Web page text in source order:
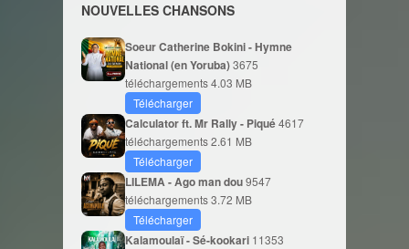
NOUVELLES CHANSONS
Soeur Catherine Bokini - Hymne
National (en Yoruba)3675
téléchargements4.03 MB
Télécharger
Calculator ft. Mr Rally - Piqué4617
téléchargements2.61 MB
Télécharger
LILEMA - Ago man dou9547
téléchargements3.72 MB
Télécharger
Kalamoulaï - Sé-kookari 11353